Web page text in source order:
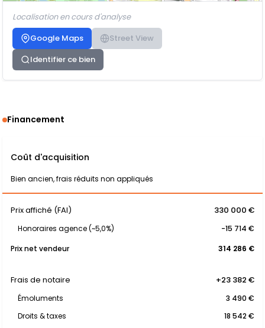
Localisation en cours d'analyse
Google Maps
Street View
Identifier ce bien
Financement
Coût d'acquisition
Bien ancien, frais réduits non appliqués
Prix affiché (FAI) 330 000 €
Honoraires agence (~5,0%)
-15 714 €
Prix net vendeur
314 286 €
Frais de notaire +23 382 €
Émoluments
3 490 €
Droits & taxes
18 542 €